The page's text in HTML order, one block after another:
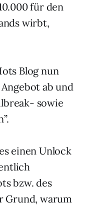
für den
wirbt,
Blog nun
ab und
sowie
einen Unlock
bzw. des
Grund, warum